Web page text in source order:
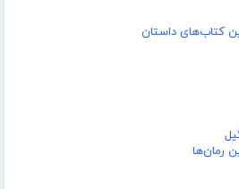
کتاب‌های داستان
رمان‌ها